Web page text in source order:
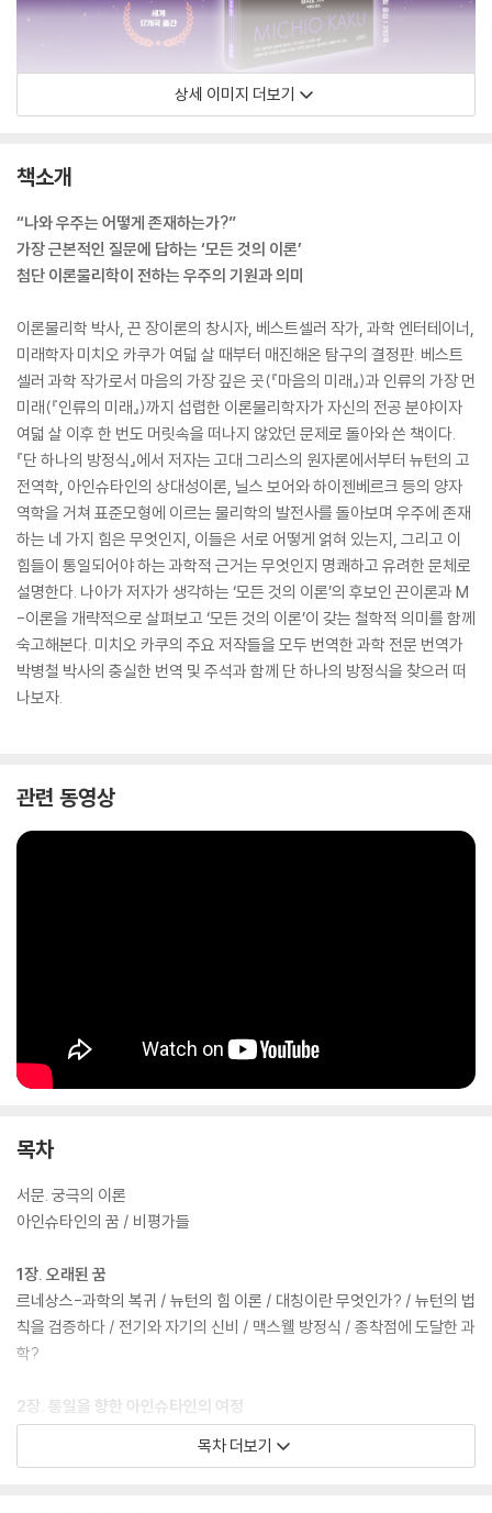
상세 이미지 더보기
책소개
“나와 우주는 어떻게 존재하는가?”
가장 근본적인 질문에 답하는 ‘모든 것의 이론’
첨단 이론물리학이 전하는 우주의 기원과 의미
이론물리학 박사, 끈 장이론의 창시자, 베스트셀러 작가, 과학 엔터테이너,
미래학자 미치오 카쿠가 여덟 살 때부터 매진해온 탐구의 결정판. 베스트
셀러 과학 작가로서 마음의 가장 깊은 곳(『마음의 미래』)과 인류의 가장 먼
미래(『인류의 미래』)까지 섭렵한 이론물리학자가 자신의 전공 분야이자
여덟 살 이후 한 번도 머릿속을 떠나지 않았던 문제로 돌아와 쓴 책이다.
『단 하나의 방정식』에서 저자는 고대 그리스의 원자론에서부터 뉴턴의 고
전역학, 아인슈타인의 상대성이론, 닐스 보어와 하이젠베르크 등의 양자
역학을 거쳐 표준모형에 이르는 물리학의 발전사를 돌아보며 우주에 존재
하는 네 가지 힘은 무엇인지, 이들은 서로 어떻게 얽혀 있는지, 그리고 이
힘들이 통일되어야 하는 과학적 근거는 무엇인지 명쾌하고 유려한 문체로
설명한다. 나아가 저자가 생각하는 ‘모든 것의 이론’의 후보인 끈이론과 M
-이론을 개략적으로 살펴보고 ‘모든 것의 이론’이 갖는 철학적 의미를 함께
숙고해본다. 미치오 카쿠의 주요 저작들을 모두 번역한 과학 전문 번역가
박병철 박사의 충실한 번역 및 주석과 함께 단 하나의 방정식을 찾으러 떠
나보자.
관련 동영상
목차
서문. 궁극의 이론
아인슈타인의 꿈 / 비평가들
1장. 오래된 꿈
르네상스-과학의 복귀 / 뉴턴의 힘 이론 / 대칭이란 무엇인가? / 뉴턴의 법
칙을 검증하다 / 전기와 자기의 신비 / 맥스웰 방정식 / 종착점에 도달한 과
학?
2장. 통일을 향한 아인슈타인의 여정
대칭의 미학 / 중력과 휘어진 공간 / 일식과 중력 / 극과 극의 두 인물(1):
뉴턴과 아인슈타인 / 통일이론을 찾아서
목차 더보기